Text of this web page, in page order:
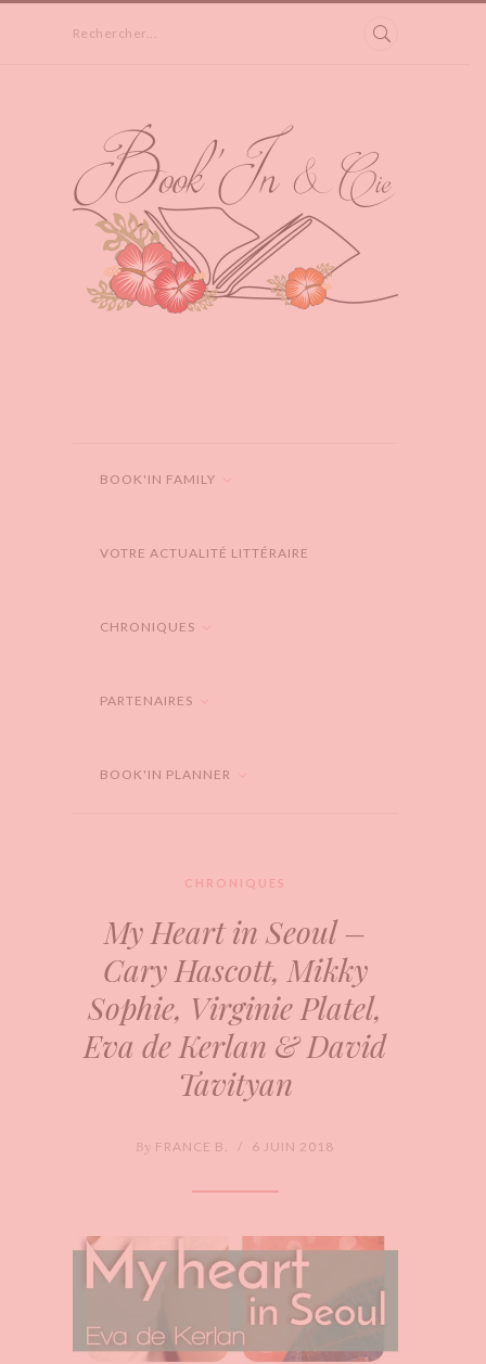
Rechercher...
BOOK'IN FAMILY
VOTRE ACTUALITÉ LITTÉRAIRE
CHRONIQUES
PARTENAIRES
BOOK'IN PLANNER
CHRONIQUES
My Heart in Seoul –
Cary Hascott, Mikky
Sophie, Virginie Platel,
Eva de Kerlan & David
Tavityan
By FRANCE B. / 6 JUIN 2018